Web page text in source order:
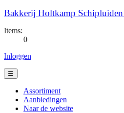
Bakkerij Holtkamp
Items:
0
Inloggen
☰
Assortiment
Aanbiedingen
Naar de website